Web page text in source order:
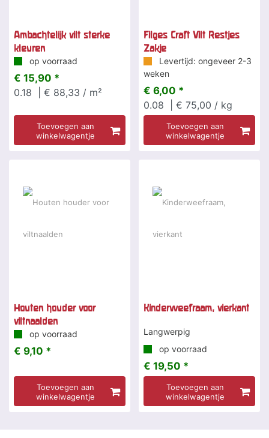
Ambachtelijk vilt sterke
kleuren
op voorraad
€ 15,90 *
0.18
| € 88,33 / m²
Toevoegen aan
winkelwagentje
Filges Craft Vilt Restjes
Zakje
Levertijd: ongeveer 2-3
weken
€ 6,00 *
0.08
| € 75,00 / kg
Toevoegen aan
winkelwagentje
Houten houder voor
viltnaalden
op voorraad
€ 9,10 *
Toevoegen aan
winkelwagentje
Kinderweefraam, vierkant
Langwerpig
op voorraad
€ 19,50 *
Toevoegen aan
winkelwagentje